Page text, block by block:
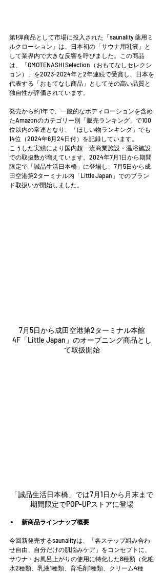
第1弾商品として市場に投入された「saunality 薬用ミ
ルクローション」は、日本初の「サウナ用乳液」と
して業界内で大きな反響を呼びました。この商品
は、「OMOTENASHI Selection（おもてなしセレクシ
ョン）」を2023-2024年と2年連続で受賞し、日本を
代表する「おもてなし商品」としてその高い品質と
独自性が評価されています。
発売から約1年で、一般的なボディローションを含め
たAmazonのカテゴリー別「販売ランキング」で100
位以内の常連となり、「ほしい物ランキング」でも
14位（2024年6月24日付）を記録しています。
こうした実績により国内超一流商業施設・温浴施設
での取扱数が増えています。2024年7月1日から期間
限定で「誠品生活日本橋」に登場し、7月5日から成
田空港第2ターミナル内「Little Japan」でのブラン
ド取扱いが開始しました。
7月5日から成田空港第2ターミナル本館
4F「Little Japan」のオープニング商品とし
て取扱開始
「誠品生活日本橋」では7月1日から月末まで
期間限定でPOP-UPストアに登場
新商品ラインナップ概要
今回新発売するsaunalityは、「各ステップ組み合わ
せ自由、自分だけの肌悩みケア」をコンセプトに、
サウナ・お風呂上がりの使用に特化した8種類（化粧
水2種類、乳液1種類、育毛剤1種類、クリーム4種